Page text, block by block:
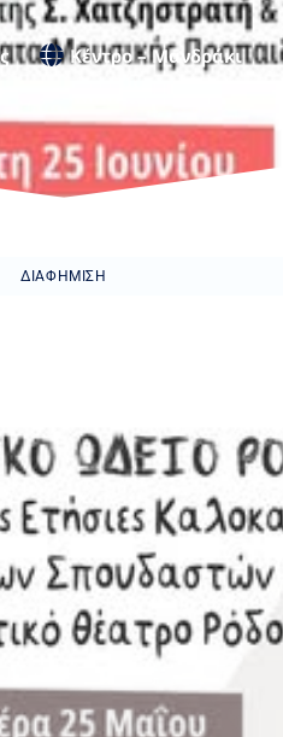
Κέντρο – Μανδράκι
ΔΙΑΦΉΜΙΣΗ